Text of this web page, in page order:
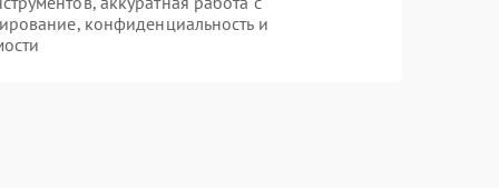
конфиденциальность и